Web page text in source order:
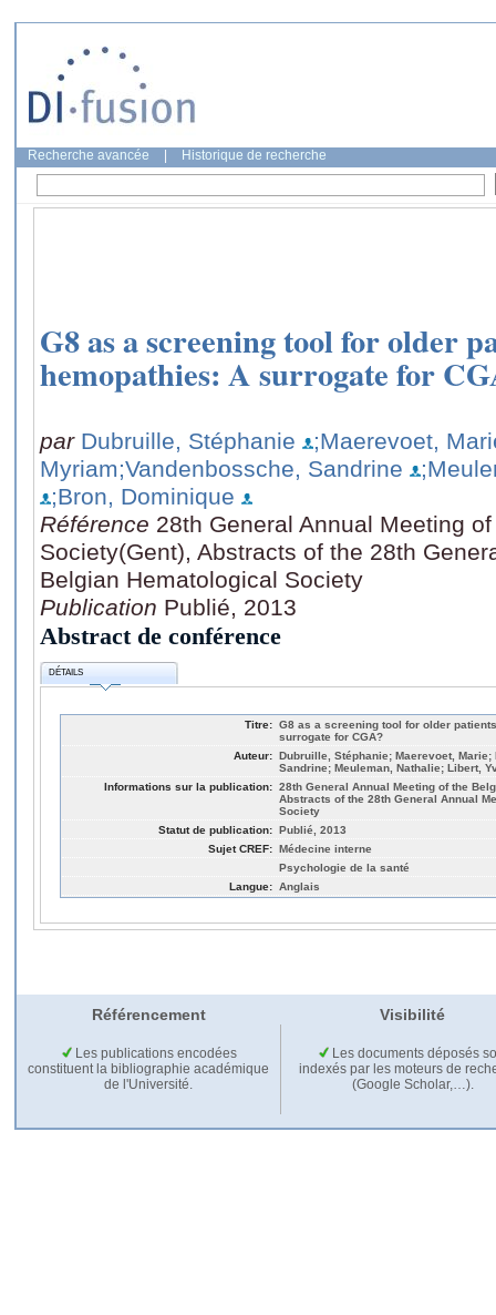
Recherche avancée Historique de recherche
G8 as a screening tool for older
hemopathies: A surrogate for
par Dubruille, Stéphanie
;Maerevoet,
Myriam;Vandenbossche, Sandrine
;Bron, Dominique
Référence 28th General Annual Meeting
Society(Gent), Abstracts of the 28th
Belgian Hematological Society
Publication Publié, 2013
Abstract de conférence
DÉTAILS
Titre: G8 as a screening tool for older
surrogate for CGA?
Auteur: Dubruille, Stéphanie; Maerevoet,
Sandrine; Meuleman, Nathalie; Libert,
Informations sur la publication: 28th General Annual Meeting of the
Abstracts of the 28th General Annual
Society
Statut de publication: Publié, 2013
Sujet CREF: Médecine interne
Psychologie de la santé
Langue: Anglais
Référencement Visibilité
Les publications encodées
constituent la bibliographie académique
de l'Université.
Les documents déposés
indexés par les moteurs de
(Google Scholar,…).